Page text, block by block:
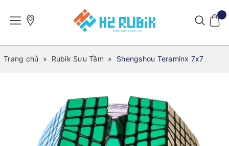
Trang chủ » Rubik Sưu Tầm » Shengshou Teraminx 7x7